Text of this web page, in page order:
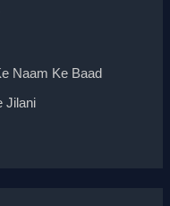
Naam Ke Baad
Jilani